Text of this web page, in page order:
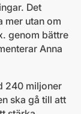
Det
mer utan om
genom bättre
Anna
240 miljoner
ska gå till att